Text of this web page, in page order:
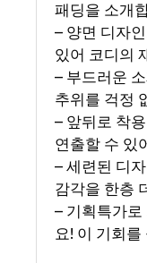
패딩을 소개
– 양면 디자
있어 코디의
– 부드러운
추위를 걱정
– 앞뒤로 착
연출할 수 있
– 세련된 디
감각을 한층
– 기획특가로
요! 이 기회를